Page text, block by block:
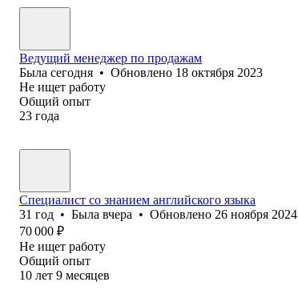
Ведущий менеджер по продажам
Была сегодня • Обновлено 18 октября 2023
Не ищет работу
Общий опыт
23 года
Специалист со знанием английского языка
31 год • Была вчера • Обновлено 26 ноября 2024
70 000 ₽
Не ищет работу
Общий опыт
10 лет 9 месяцев